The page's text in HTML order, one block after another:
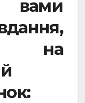
вами
на